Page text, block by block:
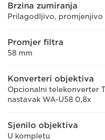
Brzina zumiranja
Prilagodljivo, promjenjivo
Promjer filtra
58 mm
Konverteri objektiva
Opcionalni telekonverter
nastavak WA-U58 0,8x
Sjenilo objektiva
U kompletu